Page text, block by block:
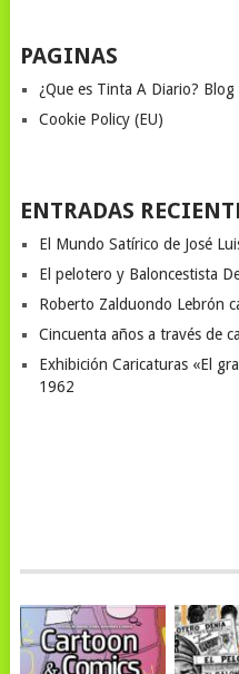
PAGINAS
¿Que es Tinta A Diario?
Cookie Policy (EU)
ENTRADAS
El Mundo Satírico de José
El pelotero y Baloncestista
Roberto Zalduondo Lebrón
Cincuenta años a través de
Exhibición Caricaturas «El
1962